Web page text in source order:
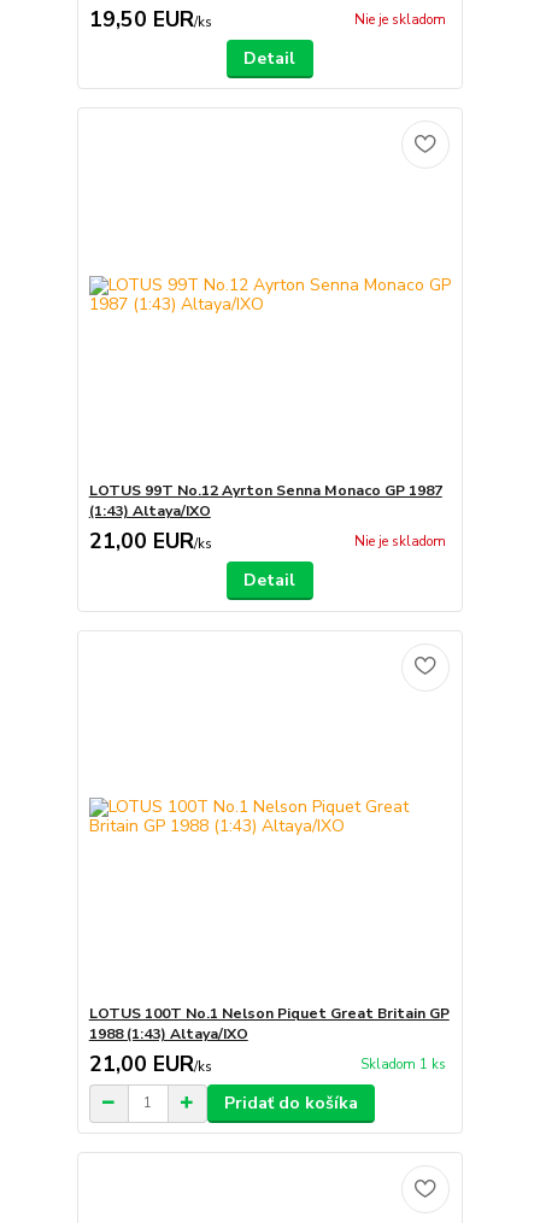
19,50 EUR/ks Nie je skladom
Detail
LOTUS 99T No.12 Ayrton Senna Monaco GP 1987
(1:43) Altaya/IXO
21,00 EUR/ks Nie je skladom
Detail
LOTUS 100T No.1 Nelson Piquet Great Britain GP
1988 (1:43) Altaya/IXO
21,00 EUR/ks Skladom 1 ks
Pridať do košíka